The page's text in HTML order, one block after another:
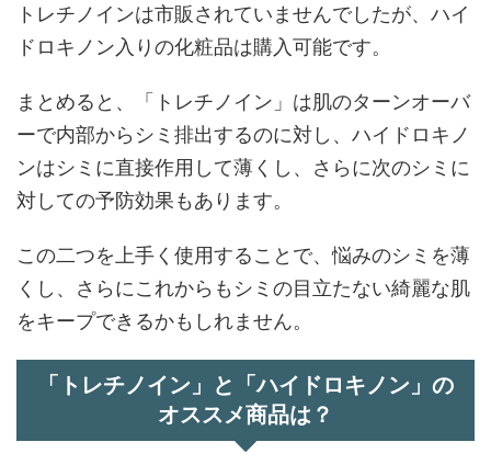
トレチノインは市販されていませんでしたが、ハイ
ドロキノン入りの化粧品は購入可能です。
まとめると、「トレチノイン」は肌のターンオーバ
ーで内部からシミ排出するのに対し、ハイドロキノ
ンはシミに直接作用して薄くし、さらに次のシミに
対しての予防効果もあります。
この二つを上手く使用することで、悩みのシミを薄
くし、さらにこれからもシミの目立たない綺麗な肌
をキープできるかもしれません。
「トレチノイン」と「ハイドロキノン」の
オススメ商品は？